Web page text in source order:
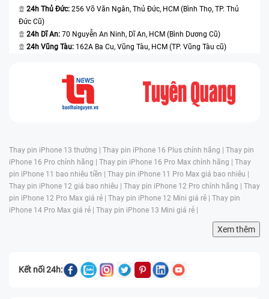
24h Thủ Đức: 256 Võ Văn Ngân, Thủ Đức, HCM (Bình Thọ, TP. Thủ
Đức Cũ)
24h Dĩ An: 70 Nguyễn An Ninh, Dĩ An, HCM (Bình Dương Cũ)
24h Vũng Tàu: 162A Ba Cu, Vũng Tàu, HCM (TP. Vũng Tàu cũ)
Thay pin iPhone 13 thường | Thay pin iPhone 16 Plus chính hãng | Thay pin
iPhone 16 Pro chính hãng | Thay pin iPhone 16 Pro Max chính hãng | Thay
pin iPhone 11 bao nhiêu tiền | Thay pin iPhone 11 Pro Max giá bao nhiêu |
Thay pin iPhone 12 giá bao nhiêu | Thay pin iPhone 12 Pro chính hãng | Thay
pin iPhone 12 Pro Max giá rẻ | Thay pin iPhone 12 Mini giá rẻ | Thay pin
iPhone 14 Pro Max giá rẻ | Thay pin iPhone 13 Mini giá rẻ |
Xem thêm
Kết nối 24h: